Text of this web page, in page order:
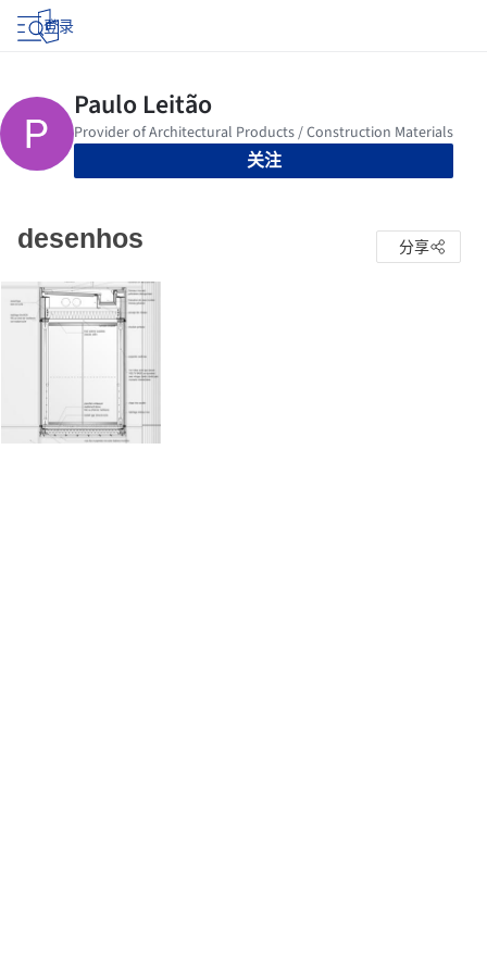
登录
关注
desenhos 分享